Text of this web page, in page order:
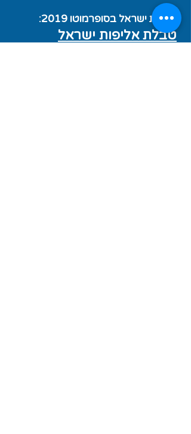
אליפות ישראל בסופרמוטו 2019 ​:
טבלתאליפות ישראל